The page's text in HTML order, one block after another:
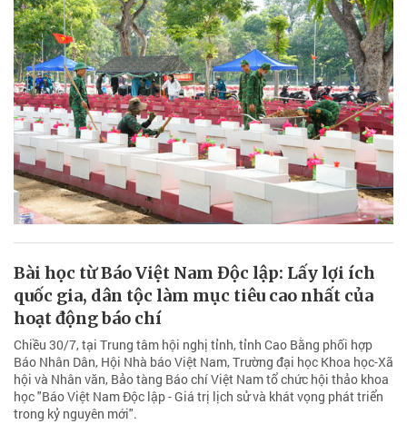
Bài học từ Báo Việt Nam Độc lập: Lấy lợi ích
quốc gia, dân tộc làm mục tiêu cao nhất của
hoạt động báo chí
Chiều 30/7, tại Trung tâm hội nghị tỉnh, tỉnh Cao Bằng phối hợp
Báo Nhân Dân, Hội Nhà báo Việt Nam, Trường đại học Khoa học-Xã
hội và Nhân văn, Bảo tàng Báo chí Việt Nam tổ chức hội thảo khoa
học "Báo Việt Nam Độc lập - Giá trị lịch sử và khát vọng phát triển
trong kỷ nguyên mới".